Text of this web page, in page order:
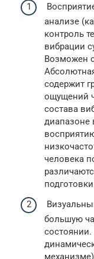
анализе
контроль
вибрации
Возможен
содержит
ощущений
состава
диапазоне
человека
большую